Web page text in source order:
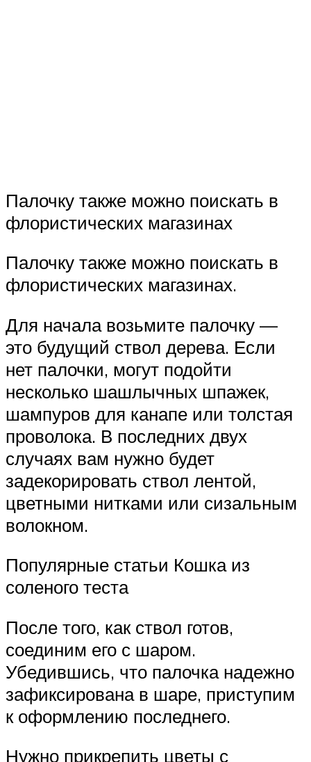
Палочку также можно поискать в
флористических магазинах
Палочку также можно поискать в
флористических магазинах.
Для начала возьмите палочку —
это будущий ствол дерева. Если
нет палочки, могут подойти
несколько шашлычных шпажек,
шампуров для канапе или толстая
проволока. В последних двух
случаях вам нужно будет
задекорировать ствол лентой,
цветными нитками или сизальным
волокном.
Популярные статьи Кошка из
соленого теста
После того, как ствол готов,
соединим его с шаром.
Убедившись, что палочка надежно
зафиксирована в шаре, приступим
к оформлению последнего.
Нужно прикрепить цветы с